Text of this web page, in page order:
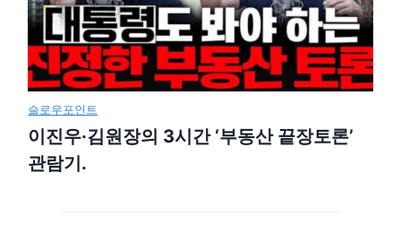
슬로우포인트
이진우·김원장의 3시간 ‘부동산 끝장토론’
관람기.